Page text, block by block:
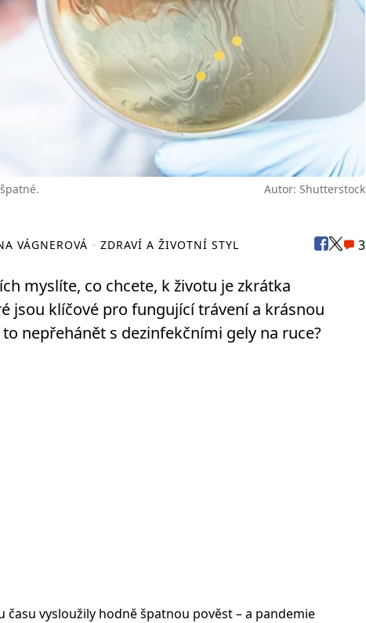
Autor: Shutterstock
VÁGNEROVÁ ZDRAVÍ A ŽIVOTNÍ STYL 3
myslíte, co chcete, k životu je zkrátka
jsou klíčové pro fungující trávení a krásnou
nepřehánět s dezinfekčními gely na ruce?
času vysloužily hodně špatnou pověst – a pandemie